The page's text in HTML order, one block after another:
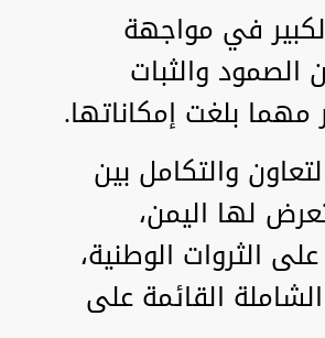
في مواجهة
الصمود والثبات
بلغت إمكاناتها.
والتكامل بين
لها اليمن،
الثروات الوطنية،
القائمة على